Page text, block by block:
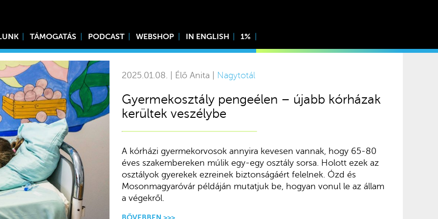
TÁMOGATÁS PODCAST WEBSHOP IN ENGLISH 1%
2025.01.08. | Élő Anita | Nagytotál
Gyermekosztály pengeélen – újabb kórházak
kerültek veszélybe
A kórházi gyermekorvosok annyira kevesen vannak, hogy 65-80
éves szakembereken múlik egy-egy osztály sorsa. Holott ezek az
osztályok gyerekek ezreinek biztonságáért felelnek. Ózd és
Mosonmagyaróvár példáján mutatjuk be, hogyan vonul le az állam
a végekről.